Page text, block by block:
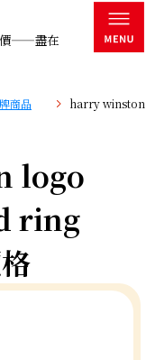
價——盡在
商品 harry winston
logo
ring